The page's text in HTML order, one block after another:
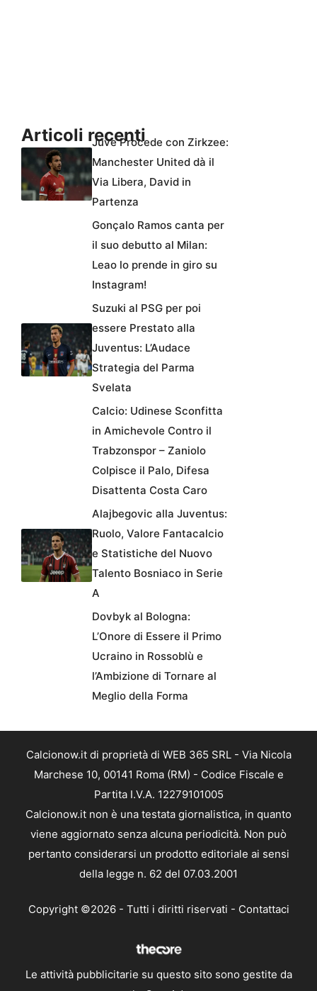
Articoli recentiJuve Procede con Zirkzee:
Manchester United dà il
Via Libera, David in
Partenza
Gonçalo Ramos canta per
il suo debutto al Milan:
Leao lo prende in giro su
Instagram!
Suzuki al PSG per poi
essere Prestato alla
Juventus: L’Audace
Strategia del Parma
Svelata
Calcio: Udinese Sconfitta
in Amichevole Contro il
Trabzonspor – Zaniolo
Colpisce il Palo, Difesa
Disattenta Costa Caro
Alajbegovic alla Juventus:
Ruolo, Valore Fantacalcio
e Statistiche del Nuovo
Talento Bosniaco in Serie
A
Dovbyk al Bologna:
L’Onore di Essere il Primo
Ucraino in Rossoblù e
l’Ambizione di Tornare al
Meglio della Forma
Calcionow.it di proprietà di WEB 365 SRL - Via Nicola
Marchese 10, 00141 Roma (RM) - Codice Fiscale e
Partita I.V.A. 12279101005
Calcionow.it non è una testata giornalistica, in quanto
viene aggiornato senza alcuna periodicità. Non può
pertanto considerarsi un prodotto editoriale ai sensi
della legge n. 62 del 07.03.2001
Copyright ©2026 - Tutti i diritti riservati - Contattaci
Le attività pubblicitarie su questo sito sono gestite da